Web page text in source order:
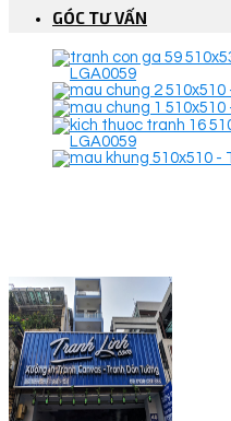
GÓC TƯ VẤN